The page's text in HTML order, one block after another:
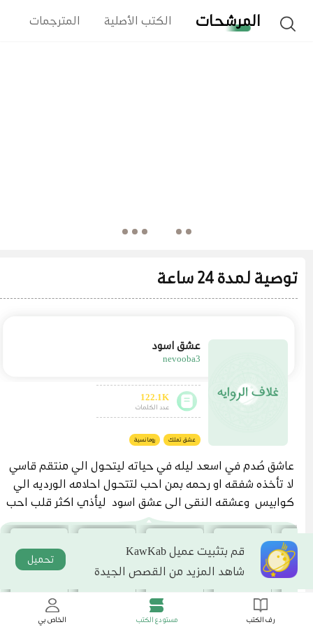
المترجمات الكتب الأصلية المرشحات
توصية لمدة 24 ساعة
عشق اسود
nevooba3
122.1K
عدد الكلمات
عشق تملك رومانسية
عاشق صُدم في اسعد ليله في حياته ليتحول الي منتقم قاسي
لا تأخذه شفقه او رحمه بمن احب لتتحول احلامه الورديه الي
كوابيس وعشقه النقي الي عشق اسود ليأذي اكثر قلب احب
ه... تعالوا بنا لنري من سينتصر في الاخير الحب الذي شب مع
هم ام الكره الذي كان وليد الغدر
قم بتثبيت عميل KawKab
شاهد المزيد من القصص الجيدة
تحميل
الخاص بي مستودع الكتب رف الكتب